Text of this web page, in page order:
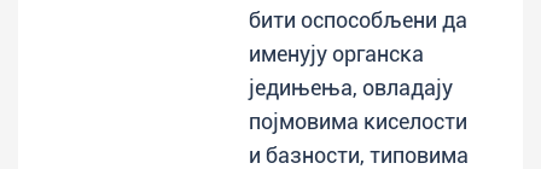
бити оспособљени да
именују органска
једињења, овладају
појмовима киселости
и базности, типовима